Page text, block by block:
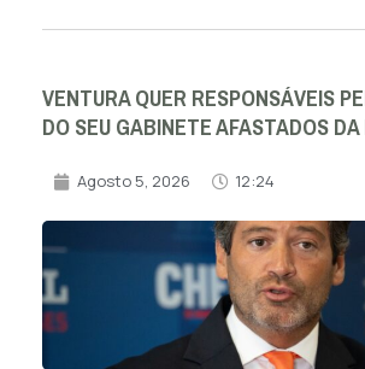
VENTURA QUER RESPONSÁVEIS
DO SEU GABINETE AFASTADOS
Agosto 5, 2026 12:24